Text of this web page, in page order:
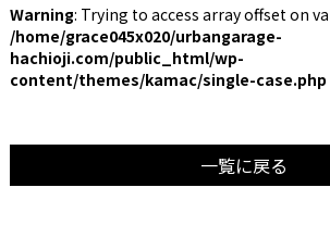
Warning: Trying to access array offset on
/home/grace045x020/urbangarage-
hachioji.com/public_html/wp-
content/themes/kamac/single-case.php
一覧に戻る